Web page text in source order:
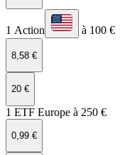
1 Action à 100 €
8,58 €
20 €
1 ETF Europe à 250 €
0,99 €